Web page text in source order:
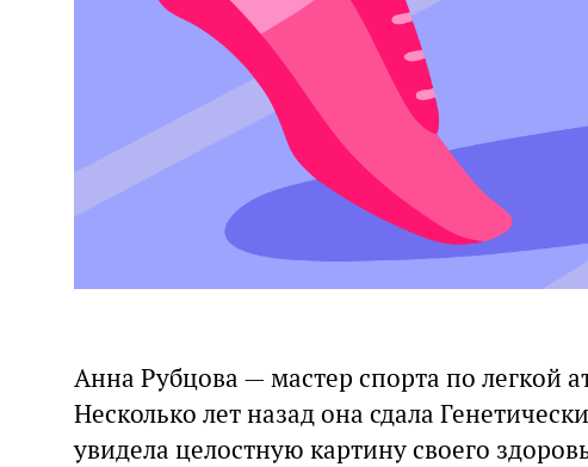
Анна Рубцова — мастер спорта по легкой
Несколько лет назад она сдала
увидела целостную картину своего